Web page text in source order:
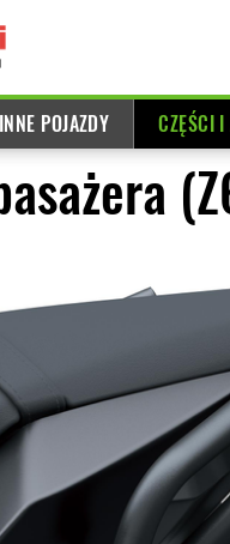
INNE POJAZDY CZĘŚCI I